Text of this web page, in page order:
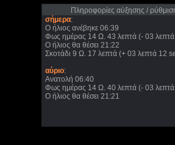
Πληροφορίες αύξησης /
σήμερα:
Ο ήλιος ανέβηκε 06:39
Φως ημέρας 14 Ω. 43 λεπτά (- 03
Ο ήλιος θα θέσει 21:22
Σκοτάδι 9 Ω. 17 λεπτά (+ 03 λεπτά 12
αύριο:
Ανατολή 06:40
Φως ημέρας 14 Ω. 40 λεπτά (- 03
Ο ήλιος θα θέσει 21:21